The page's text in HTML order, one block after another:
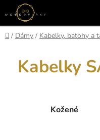
Přejít
na
obsah
Domů
/ Dámy / Kabelky, batohy a
Kabelky
Kožené